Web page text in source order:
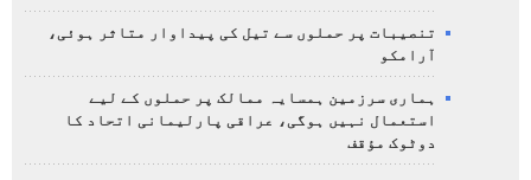
تنصیبات پر حملوں سے تیل کی پیداوار متاثر ہوئی،
آرامکو
ہماری سرزمین ہمسایہ ممالک پر حملوں کے لیے
استعمال نہیں ہوگی، عراقی پارلیمانی اتحاد کا
دوٹوک مؤقف